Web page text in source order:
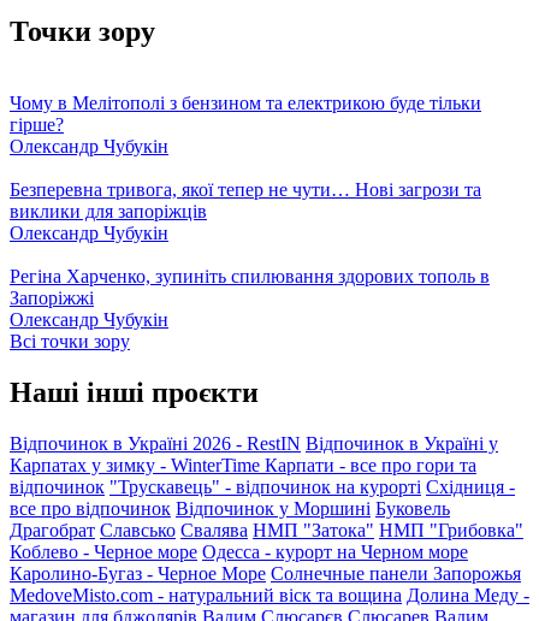
Точки зору
Чому в Мелітополі з бензином та електрикою буде тільки
гірше?
Олександр Чубукін
Безперевна тривога, якої тепер не чути… Нові загрози та
виклики для запоріжців
Олександр Чубукін
Регіна Харченко, зупиніть спилювання здорових тополь в
Запоріжжі
Олександр Чубукін
Всі точки зору
Наші інші проєкти
Відпочинок в Україні 2026 - RestIN Відпочинок в Україні у
Карпатах у зимку - WinterTime Карпати - все про гори та
відпочинок "Трускавець" - відпочинок на курорті Східниця -
все про відпочинок Відпочинок у Моршині Буковель
Драгобрат Славсько Свалява НМП "Затока" НМП "Грибовка"
Коблево - Черное море Одесса - курорт на Черном море
Каролино-Бугаз - Черное Море Солнечные панели Запорожья
MedoveMisto.com - натуральний віск та вощина Долина Меду -